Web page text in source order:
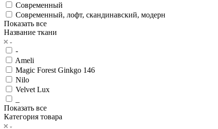
Современный
Современный, лофт, скандинавский, модерн
Показать все
Название ткани
-
Ameli
Magic Forest Ginkgo 146
Nilo
Velvet Lux
Показать все
Категория товара